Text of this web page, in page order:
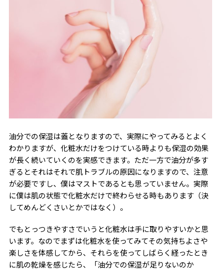
油分での保湿は蓋となりますので、実際にやってみるとよく
わかりますが、化粧水だけをつけている時よりも保湿の効果
が長く続いていくのを実感できます。ただ一方で油分が多す
ぎるとそれはそれで肌トラブルの原因になりますので、注意
が必要ですし、僕はマストであるとも思っていません。実際
に僕は肌の状態で化粧水だけで終わらせる時もあります（決
してめんどくさいとかではなく）。
でもとっつきやすさでいうと化粧水は手に取りやすいかと思
います。なのでまずは化粧水を使ってみてその気持ちよさや
楽しさを体感してから、それらを使ってしばらく経ったとき
に肌の乾燥を感じたら、「油分での保湿が足りないのか